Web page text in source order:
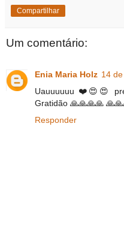
Compartilhar
Um comentário:
Enia Maria Holz 14
Uauuuuuu ❤️😍😍
Gratidão 🙏🙏🙏🙏
Responder